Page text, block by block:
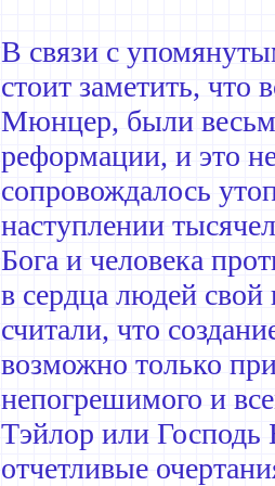
В связи с
стоит заметить,
Мюнцер, были
реформации, и это
сопровождалось
наступлении
Бога и человека
в сердца людей свой
считали, что
возможно только
непогрешимого и
Тэйлор или
отчетливые